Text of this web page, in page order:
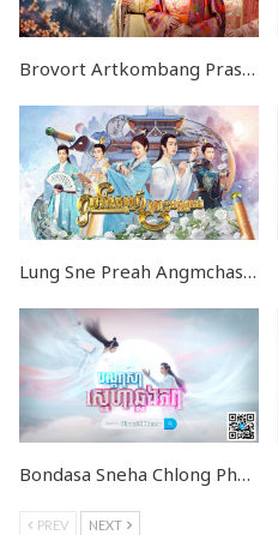
Brovort Artkombang Prasneang Thay Ping EP36
Lung Sne Preah Angmchas END24
Bondasa Sneha Chlong Phop
PREV NEXT